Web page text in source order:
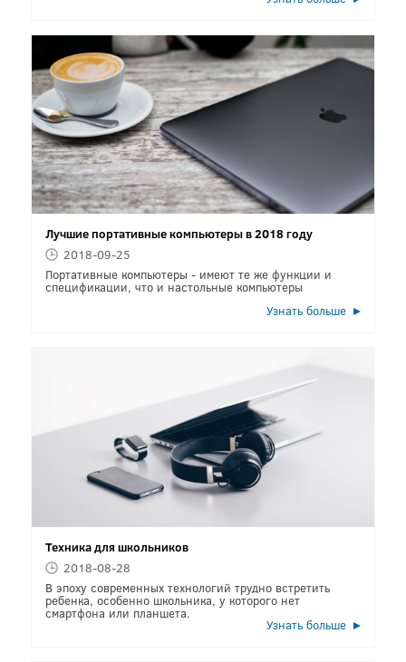
Лучшие портативные компьютеры в 2018 году
2018-09-25
Портативные компьютеры - имеют те же функции и
спецификации, что и настольные компьютеры
Узнать больше
Техника для школьников
2018-08-28
В эпоху современных технологий трудно встретить
ребенка, особенно школьника, у которого нет
смартфона или планшета.
Узнать больше